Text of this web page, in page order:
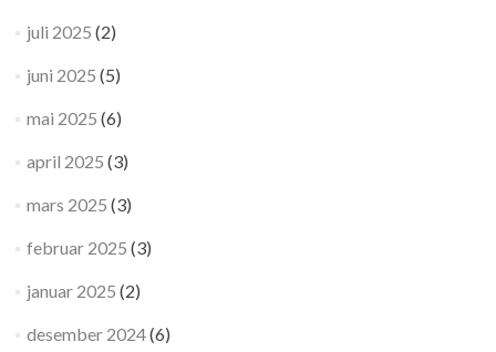
juli 2025 (2)
juni 2025 (5)
mai 2025 (6)
april 2025 (3)
mars 2025 (3)
februar 2025 (3)
januar 2025 (2)
desember 2024(6)